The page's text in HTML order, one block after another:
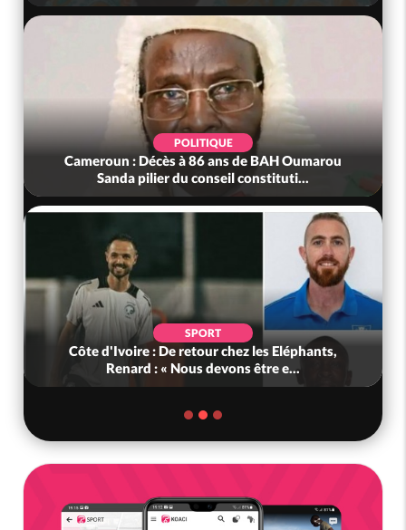
POLITIQUE
Cameroun : Décès à 86 ans de BAH Oumarou
Sanda pilier du conseil constituti...
SPORT
Côte d'Ivoire : De retour chez les Eléphants,
Renard : « Nous devons être e...